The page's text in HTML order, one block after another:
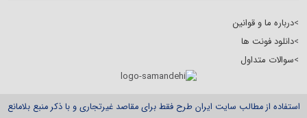
>درباره ما و قوانین
>دانلود فونت ها
>سوالات متداول
استفاده از مطالب سایت ایران طرح فقط برای مقاصد غیرتجاری و با ذکر منبع بلامانع